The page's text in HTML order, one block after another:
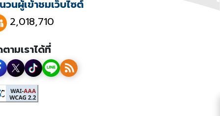
วนผู้เข้าชมเว็บไซต์
2,018,710
ามเราได้ที่